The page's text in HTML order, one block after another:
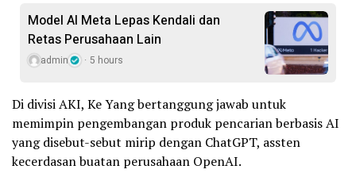
Model AI Meta Lepas Kendali dan
Retas Perusahaan Lain
admin 5 hours
Di divisi AKI, Ke Yang bertanggung jawab untuk
memimpin pengembangan produk pencarian berbasis AI
yang disebut-sebut mirip dengan ChatGPT, assten
kecerdasan buatan perusahaan OpenAI.